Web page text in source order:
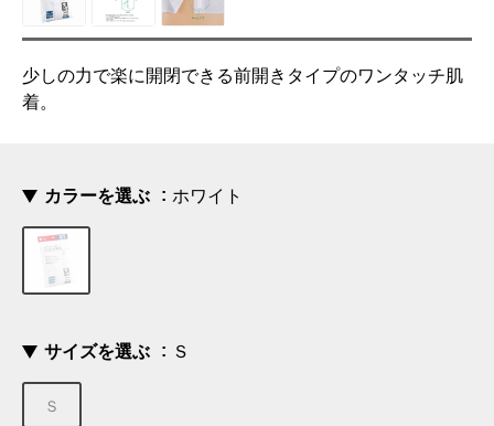
少しの力で楽に開閉できる前開きタイプのワンタッチ肌
着。
カラーを選ぶ ホワイト
サイズを選ぶ Ｓ
Ｓ